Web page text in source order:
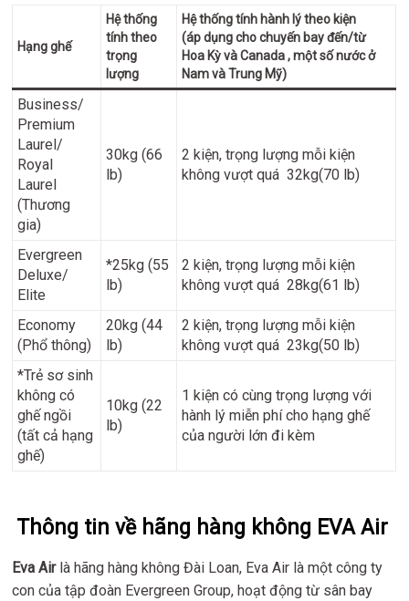
Hạng ghế
Hệ thống
tính theo
trọng
lượng
Hệ thống tính hành lý theo kiện
(áp dụng cho chuyến bay đến/từ
Hoa Kỳ và Canada , một số nước ở
Nam và Trung Mỹ)
Business/
Premium
Laurel/
Royal
Laurel
(Thương
gia)
30kg (66
lb)
2 kiện, trọng lượng mỗi kiện
không vượt quá 32kg(70 lb)
Evergreen
Deluxe/
Elite
*25kg (55
lb)
2 kiện, trọng lượng mỗi kiện
không vượt quá 28kg(61 lb)
Economy
(Phổ thông)
20kg (44
lb)
2 kiện, trọng lượng mỗi kiện
không vượt quá 23kg(50 lb)
*Trẻ sơ sinh
không có
ghế ngồi
(tất cả hạng
ghế)
10kg (22
lb)
1 kiện có cùng trọng lượng với
hành lý miễn phí cho hạng ghế
của người lớn đi kèm
Thông tin về hãng hàng không EVA Air
Eva Air là hãng hàng không Đài Loan, Eva Air là một công ty
con của tập đoàn Evergreen Group, hoạt động từ sân bay